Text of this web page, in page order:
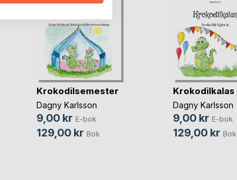
Krokodilsemester
Dagny Karlsson
9,00 kr E-bok
129,00 kr Bok
Krokodilkalas
Dagny Karlsson
9,00 kr E-bok
129,00 kr Bok